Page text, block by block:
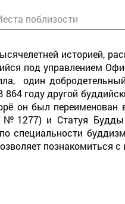
поблизости
историей,
под управлением
один
году другой
он был переименован
и Статуя Будды
специальности
познакомиться с